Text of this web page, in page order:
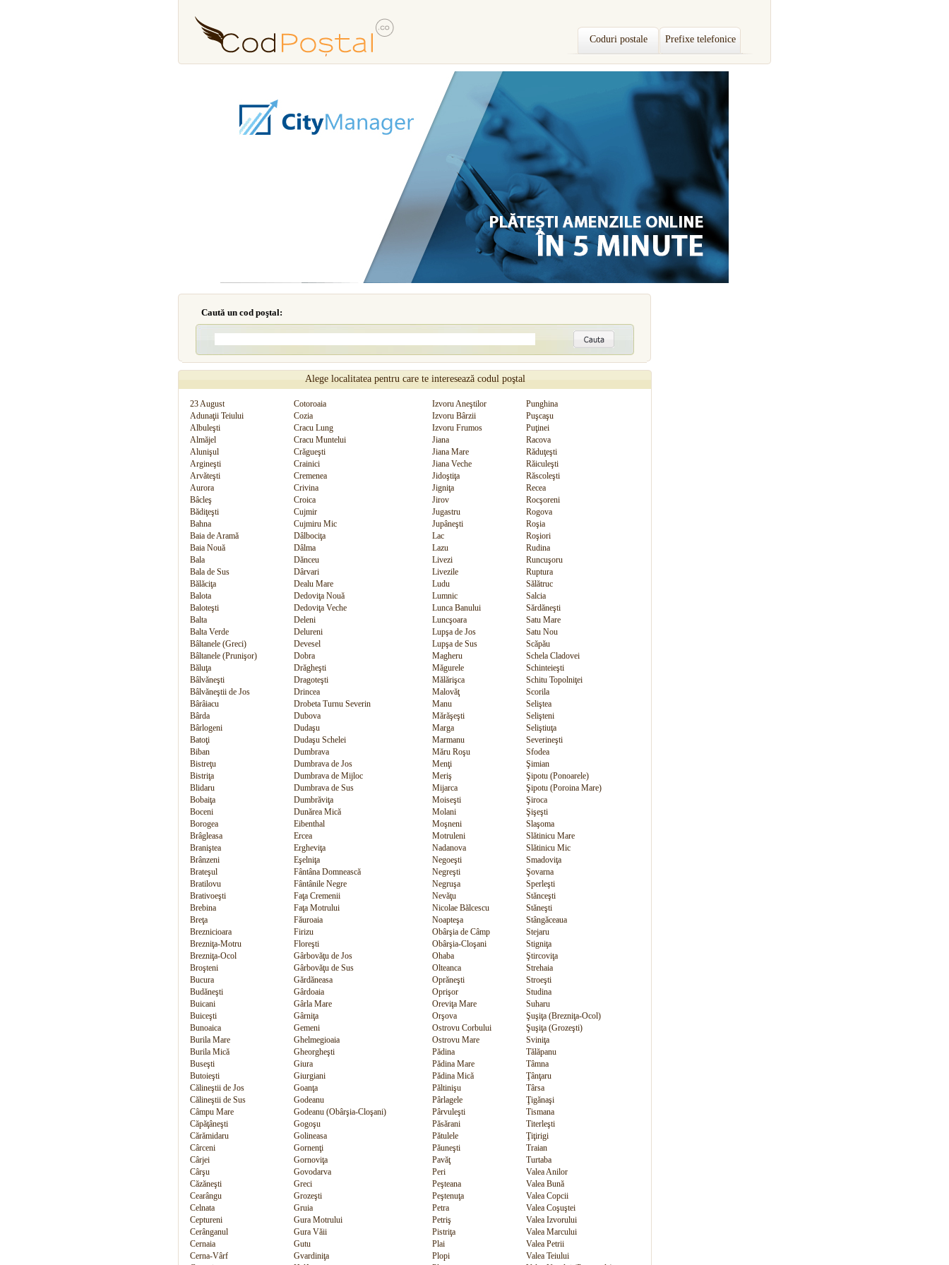
Coduri postale Prefixe telefonice
Caută un cod poştal:
Alege localitatea pentru care te interesează codul poştal
23 August Cotoroaia Izvoru Aneştilor
Punghina
Adunaţii Teiului
Cozia Izvoru Bârzii
Puşcaşu
Albuleşti
Cracu Lung Izvoru Frumos
Puţinei
Almăjel
Cracu Muntelui Jiana
Racova
Alunişul
Crăgueşti Jiana Mare
Răduţeşti
Argineşti
Crainici Jiana Veche
Răiculeşti
Arvăteşti
Cremenea Jidoştiţa
Răscoleşti
Aurora
Crivina Jigniţa
Recea
Bâcleş
Croica Jirov
Rocşoreni
Bădiţeşti
Cujmir Jugastru
Rogova
Bahna
Cujmiru Mic Jupâneşti
Roşia
Baia de Aramă
Dâlbociţa Lac
Roşiori
Baia Nouă
Dâlma Lazu
Rudina
Bala
Dănceu Livezi
Runcuşoru
Bala de Sus
Dârvari Livezile
Ruptura
Bălăciţa
Dealu Mare Ludu
Sălătruc
Balota
Dedoviţa Nouă Lumnic
Salcia
Baloteşti
Dedoviţa Veche Lunca Banului
Sărdăneşti
Balta
Deleni Luncşoara
Satu Mare
Balta Verde
Delureni Lupşa de Jos
Satu Nou
Bâltanele (Greci)
Devesel Lupşa de Sus
Scăpău
Bâltanele (Prunişor)
Dobra Magheru
Schela Cladovei
Băluţa
Drăgheşti Măgurele
Schinteieşti
Bâlvăneşti
Dragoteşti Mălărişca
Schitu Topolniţei
Bâlvăneştii de Jos
Drincea Malovăţ
Scorila
Bârâiacu
Drobeta Turnu Severin Manu
Seliştea
Bârda
Dubova Mărăşeşti
Selişteni
Bârlogeni
Dudaşu Marga
Seliştiuţa
Batoţi
Dudaşu Schelei Marmanu
Severineşti
Biban
Dumbrava Măru Roşu
Sfodea
Bistreţu
Dumbrava de Jos Menţi
Şimian
Bistriţa
Dumbrava de Mijloc Meriş
Şipotu (Ponoarele)
Blidaru
Dumbrava de Sus Mijarca
Şipotu (Poroina Mare)
Bobaiţa
Dumbrăviţa Moiseşti
Şiroca
Boceni
Dunărea Mică Molani
Şişeşti
Borogea
Eibenthal Moşneni
Slaşoma
Brâgleasa
Ercea Motruleni
Slătinicu Mare
Braniştea
Ergheviţa Nadanova
Slătinicu Mic
Brânzeni
Eşelniţa Negoeşti
Smadoviţa
Brateşul
Fântâna Domnească Negreşti
Şovarna
Bratilovu
Fântânile Negre Negruşa
Sperleşti
Brativoeşti
Faţa Cremenii Nevăţu
Stănceşti
Brebina
Faţa Motrului Nicolae Bălcescu
Stăneşti
Breţa
Făuroaia Noapteşa
Stângăceaua
Breznicioara
Firizu Obârşia de Câmp
Stejaru
Brezniţa-Motru
Floreşti Obârşia-Cloşani
Stigniţa
Brezniţa-Ocol
Gârbovăţu de Jos Ohaba
Ştircoviţa
Broşteni
Gârbovăţu de Sus Olteanca
Strehaia
Bucura
Gărdăneasa Oprăneşti
Stroeşti
Budăneşti
Gârdoaia Oprişor
Studina
Buicani
Gârla Mare Oreviţa Mare
Suharu
Buiceşti
Gârniţa Orşova
Şuşiţa (Brezniţa-Ocol)
Bunoaica
Gemeni Ostrovu Corbului
Şuşiţa (Grozeşti)
Burila Mare
Ghelmegioaia Ostrovu Mare
Sviniţa
Burila Mică
Gheorgheşti Pădina
Tălăpanu
Buseşti
Giura Pădina Mare
Tâmna
Butoieşti
Giurgiani Pădina Mică
Ţânţaru
Călineştii de Jos
Goanţa Păltinişu
Târsa
Călineştii de Sus
Godeanu Pârlagele
Ţigănaşi
Câmpu Mare
Godeanu (Obârşia-Cloşani) Pârvuleşti
Tismana
Căpăţâneşti
Gogoşu Păsărani
Titerleşti
Cărămidaru
Golineasa Pătulele
Ţiţirigi
Cârceni
Gornenţi Păuneşti
Traian
Cârjei
Gornoviţa Pavăţ
Turtaba
Cârşu
Govodarva Peri
Valea Anilor
Căzăneşti
Greci Peşteana
Valea Bună
Cearângu
Grozeşti Peştenuţa
Valea Copcii
Celnata
Gruia Petra
Valea Coşuştei
Ceptureni
Gura Motrului Petriş
Valea Izvorului
Cerânganul
Gura Văii Pistriţa
Valea Marcului
Cernaia
Gutu Plai
Valea Petrii
Cerna-Vârf
Gvardiniţa Plopi
Valea Teiului